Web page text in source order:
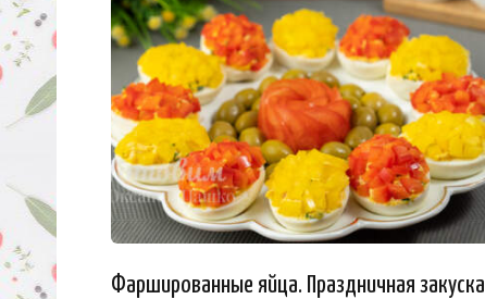
Фаршированные яйца. Праздничная закуска